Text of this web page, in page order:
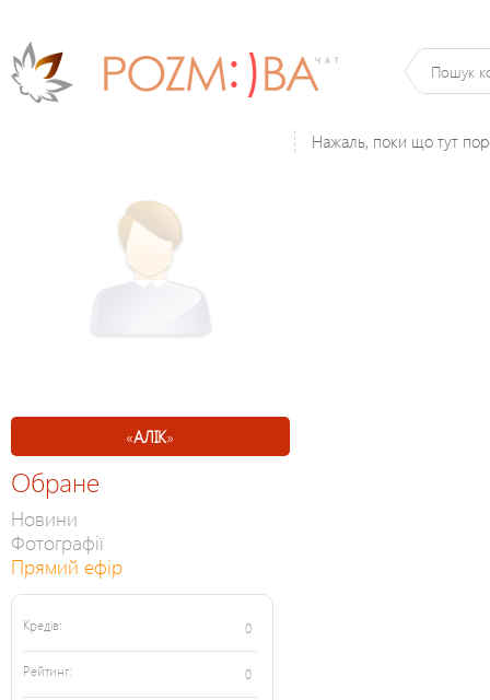
«АЛІК»
Обране
Новини
Фотографії
Прямий ефір
Кредів: 0
Рейтинг: 0
Нажаль, поки що тут